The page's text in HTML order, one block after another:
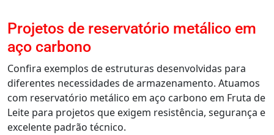
Projetos de reservatório metálico em
aço carbono
Confira exemplos de estruturas desenvolvidas para
diferentes necessidades de armazenamento. Atuamos
com reservatório metálico em aço carbono em Fruta de
Leite para projetos que exigem resistência, segurança e
excelente padrão técnico.